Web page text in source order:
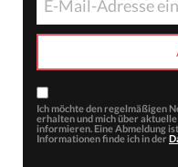
Ich möchte den regelmäßigen
erhalten und mich über
informieren. Eine Abmeldung
Informationen finde ich in der